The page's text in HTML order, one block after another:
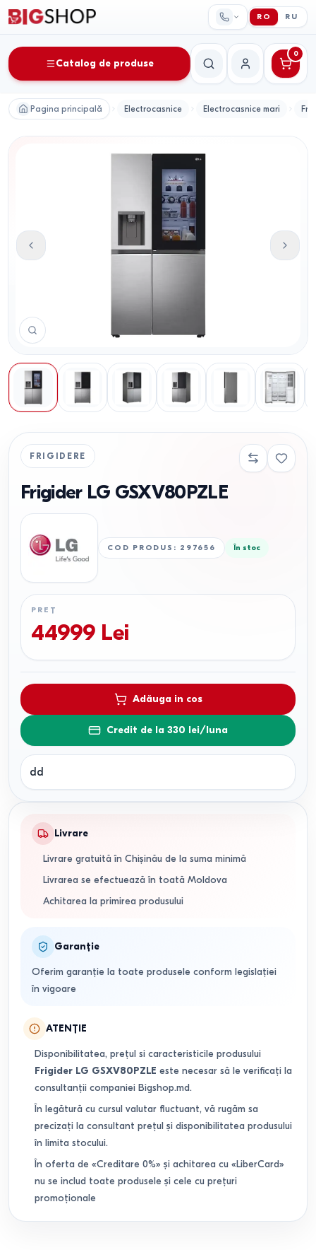
RO RU
Catalog de produse
CăutareContul meu
0
Pagina principală Electrocasnice Electrocasnice mari
FRIGIDERE
Frigider LG GSXV80PZLE
COD PRODUS : 297656 În stoc
PREȚ
44999 Lei
Adăuga in cos
Credit de la 330 lei/luna
dd
Livrare
Livrare gratuită în Chișinău de la suma minimă
Livrarea se efectuează în toată Moldova
Achitarea la primirea produsului
Garanție
Oferim garanție la toate produsele conform legislației
în vigoare
ATENȚIE
Disponibilitatea, prețul si caracteristicile produsului
Frigider LG GSXV80PZLE este necesar să le verificați la
consultanții companiei Bigshop.md.
În legătură cu cursul valutar fluctuant, vă rugăm sa
precizați la consultant prețul și disponibilitatea produsului
în limita stocului.
În oferta de «Creditare 0%» și achitarea cu «LiberCard»
nu se includ toate produsele și cele cu prețuri
promoționale